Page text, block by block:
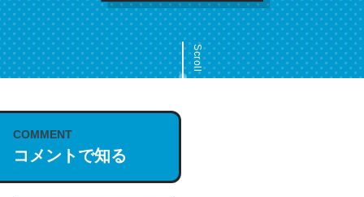
Scroll
COMMENT
コメントで知る
これは名文。彼はとてもクレバーなんだろうなと凄く思
う。英語少しでも読める人は原文もお勧め。自分はこの流